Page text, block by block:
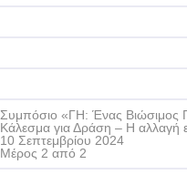
Συμπόσιο «ΓΗ: Ένας Βιώσιμος
Κάλεσμα για Δράση – Η αλλαγή
10 Σεπτεμβρίου 2024
Μέρος 2 από 2